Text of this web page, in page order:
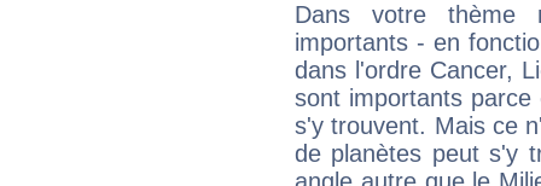
Dans votre thème
importants - en
dans l'ordre Cancer,
sont importants parce
s'y trouvent. Mais ce
de planètes peut s'y